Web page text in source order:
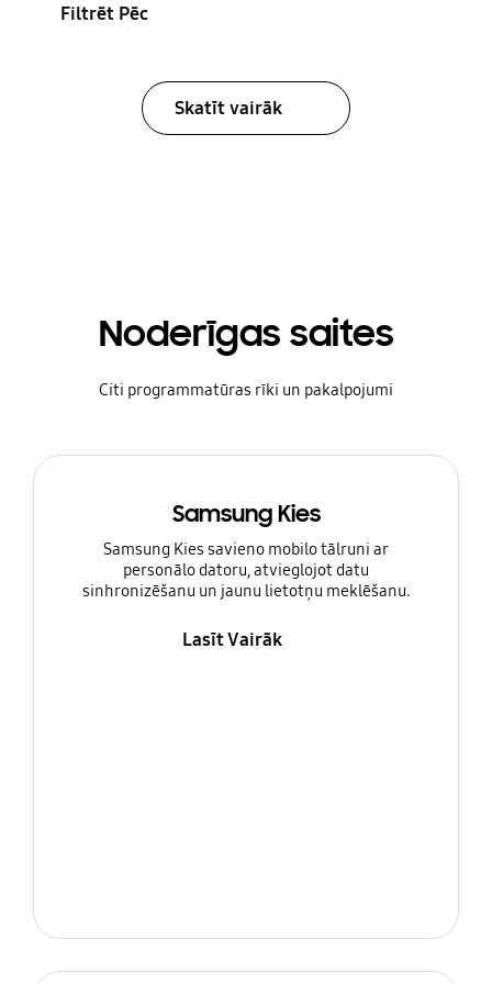
Filtrēt Pēc
Skatīt vairāk
Noderīgas saites
Citi programmatūras rīki un pakalpojumi
Samsung Kies
Samsung Kies savieno mobilo tālruni ar
personālo datoru, atvieglojot datu
sinhronizēšanu un jaunu lietotņu meklēšanu.
Lasīt Vairāk